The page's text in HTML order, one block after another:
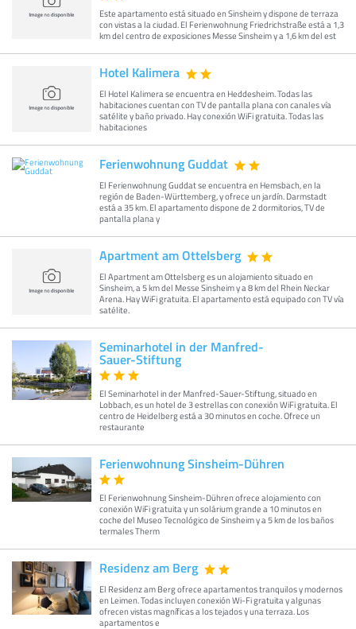
Este apartamento está situado en Sinsheim y dispone de terraza
con vistas a la ciudad. El Ferienwohnung Friedrichstraße está a 1,3
km del centro de exposiciones Messe Sinsheim y a 1,6 km del est
Hotel Kalimera
El Hotel Kalimera se encuentra en Heddesheim. Todas las
habitaciones cuentan con TV de pantalla plana con canales vía
satélite y baño privado. Hay conexión WiFi gratuita. Todas las
habitaciones
Ferienwohnung Guddat
El Ferienwohnung Guddat se encuentra en Hemsbach, en la
región de Baden-Württemberg, y ofrece un jardín. Darmstadt
está a 35 km. El apartamento dispone de 2 dormitorios, TV de
pantalla plana y
Apartment am Ottelsberg
El Apartment am Ottelsberg es un alojamiento situado en
Sinsheim, a 5 km del Messe Sinsheim y a 8 km del Rhein Neckar
Arena. Hay WiFi gratuita. El apartamento está equipado con TV vía
satélite.
Seminarhotel in der Manfred-
Sauer-Stiftung
El Seminarhotel in der Manfred-Sauer-Stiftung, situado en
Lobbach, es un hotel de 3 estrellas con conexión WiFi gratuita. El
centro de Heidelberg está a 30 minutos en coche. Ofrece un
restaurante
Ferienwohnung Sinsheim-Dühren
El Ferienwohnung Sinsheim-Dühren ofrece alojamiento con
conexión WiFi gratuita y un solárium grande a 10 minutos en
coche del Museo Tecnológico de Sinsheim y a 5 km de los baños
termales Therm
Residenz am Berg
El Residenz am Berg ofrece apartamentos tranquilos y modernos
en Leimen. Todas incluyen conexión Wi-Fi gratuita y algunas
ofrecen vistas magníficas a los tejados y una terraza. Los
apartamentos e